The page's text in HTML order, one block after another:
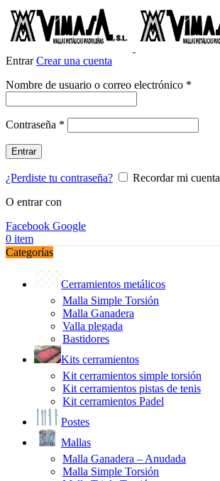
EntrarCrear una cuenta
Nombre de usuario o correo electrónico *
Contraseña *
Entrar
¿Perdiste tu contraseña?
Recordar mi cuenta
O entrar con
Facebook Google
0 item
Categorías
Cerramientos metálicos
Malla Simple Torsión
Malla Ganadera
Valla plegada
Bastidores
Kits cerramientos
Kit cerramientos simple torsión
Kit cerramientos pistas de tenis
Kit cerramientos Padel
Postes
Mallas
Malla Ganadera – Anudada
Malla Simple Torsión